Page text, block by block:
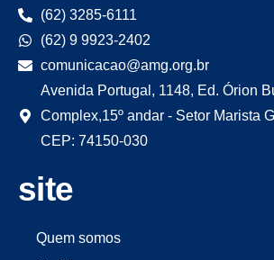
(62) 3285-6111
(62) 9 9923-2402
comunicacao@amg.org.br
Avenida Portugal, 1148, Ed. Órion
Complex,15º andar - Setor Marista
CEP: 74150-030
site
Quem somos